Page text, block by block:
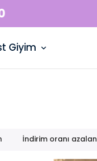
729 15 50
Giyim
İndirim oranı azalan